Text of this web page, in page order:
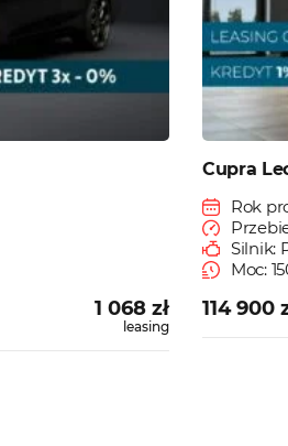
1 068 zł
leasing
Cupra
Rok
Silnik:
Moc:
114 900